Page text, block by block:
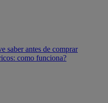
saber antes de comprar
como funciona?